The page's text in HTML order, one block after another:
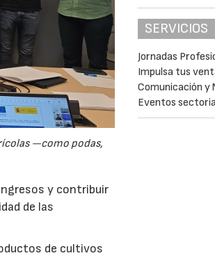
—como podas,
y contribuir
de las
de cultivos
SERVICIOS
Jornadas
Impulsa tus
Comunicación y
Eventos